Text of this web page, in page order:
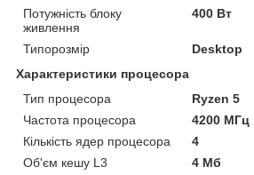
Потужність блоку
живлення
400 Вт
Типорозмір
Desktop
Характеристики процесора
Тип процесора
Ryzen 5
Частота процесора
4200 МГц
Кількість ядер процесора
4
Об'єм кешу L3
4 Мб